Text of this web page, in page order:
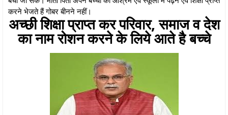
करने भेजते हैं गोबर बीनने नहीं।
अच्छी शिक्षा प्राप्त कर परिवार, समाज व देश
का नाम रोशन करने के लिये आते है बच्चे